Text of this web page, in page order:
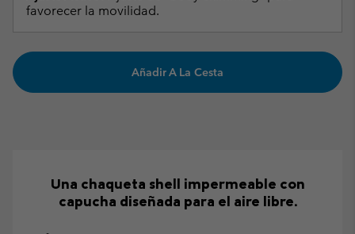
favorecer la movilidad.
Añadir A La Cesta
Una chaqueta shell impermeable con
capucha diseñada para el aire libre.